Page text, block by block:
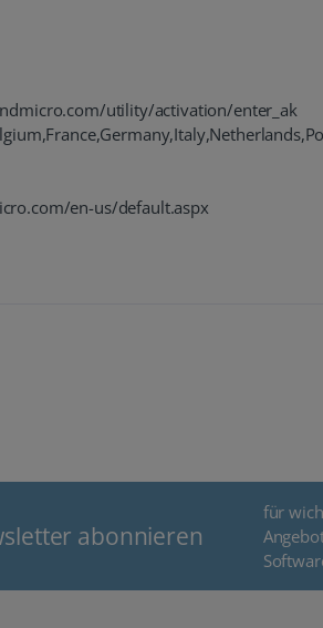
utility/activation/enter_ak
en-us/default.aspx
abonnieren
für